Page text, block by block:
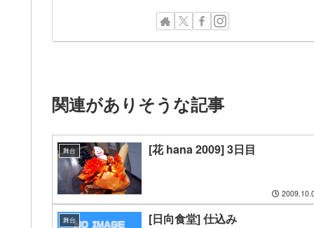
関連がありそうな記事
舞台 [花 hana 2009] 3日目
舞台 [日向食堂] 仕込み